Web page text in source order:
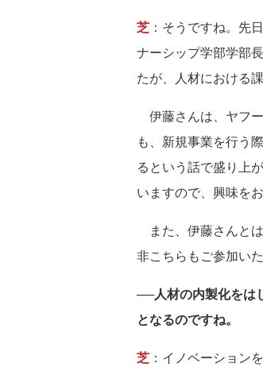
芝 ：そうですね。先
ナーシップ学部学部
たが、人材における
伊藤さんは、ヤフ
も、新規事業を行う
るという話で盛り上
いますので、興味を
また、伊藤さんとは
非こちらもご参加い
──人材の内製化をは
となるのですね。
芝 ：イノベーション